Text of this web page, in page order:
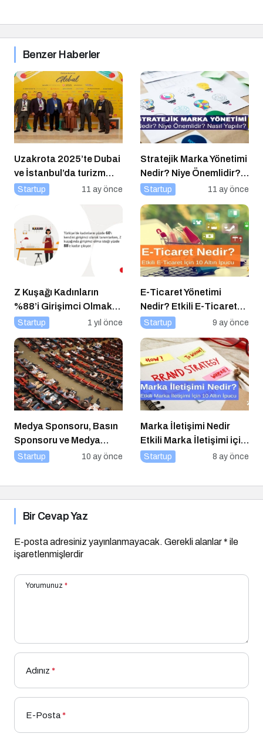
Benzer Haberler
Uzakrota 2025’te Dubai
ve İstanbul’da turizm
profesyonellerini
Startup 11 ay önce
Stratejik Marka Yönetimi
Nedir? Niye Önemlidir?
Stratejik Marka Yönetimi
Startup 11 ay önce
Z Kuşağı Kadınların
%88’i Girişimci Olmak
İstiyor
Startup 1 yıl önce
E-Ticaret Yönetimi
Nedir? Etkili E-Ticaret
Yönetimi İçin 10 Altın
Startup 9 ay önce
Medya Sponsoru, Basın
Sponsoru ve Medya
Partneri Ne Demek?
Startup 10 ay önce
Marka İletişimi Nedir
Etkili Marka İletişimi için
10 Altın Öneri
Startup 8 ay önce
Bir Cevap Yaz
E-posta adresiniz yayınlanmayacak. Gerekli alanlar* ile
işaretlenmişlerdir
Yorumunuz *
Adınız *
E-Posta*